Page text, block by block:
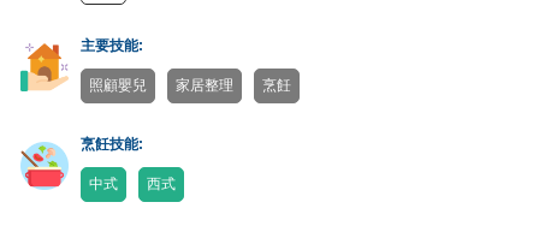
主要技能:
照顧嬰兒 家居整理 烹飪
烹飪技能:
中式 西式